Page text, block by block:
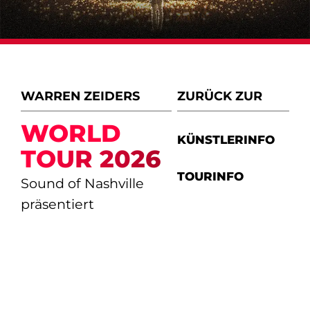
WARREN ZEIDERS
WORLD
TOUR 2026
Sound of Nashville
präsentiert
ZURÜCK ZUR
KÜNSTLERINFO
TOURINFO